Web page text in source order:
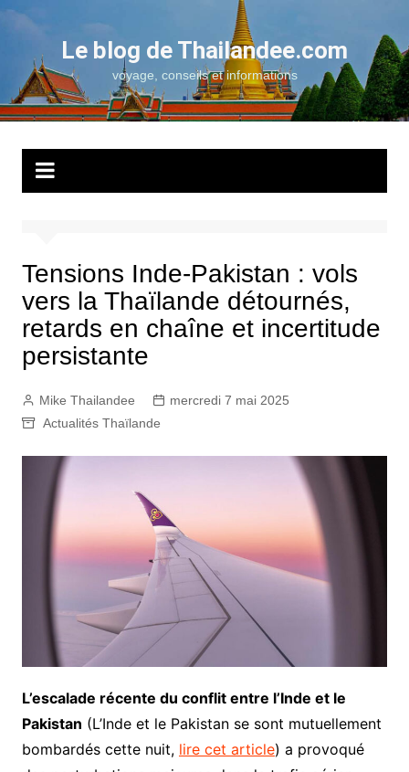
Aller
contenu
Le blog de Thailandee.com
voyage, conseils et informations
Tensions Inde-Pakistan : vols
vers la Thaïlande détournés,
retards en chaîne et incertitude
persistante
Mike Thailandee
mercredi 7 mai 2025
Actualités Thaïlande
L’escalade récente du conflit entre l’Inde et le
Pakistan (L’Inde et le Pakistan se sont mutuellement
bombardés cette nuit, lire cet article) a provoqué